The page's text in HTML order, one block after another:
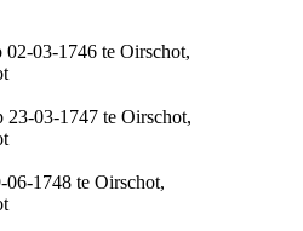
02-03-1746 te Oirschot,
23-03-1747 te Oirschot,
06-1748 te Oirschot,